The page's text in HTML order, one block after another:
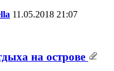
11.05.2018 21:07
на острове